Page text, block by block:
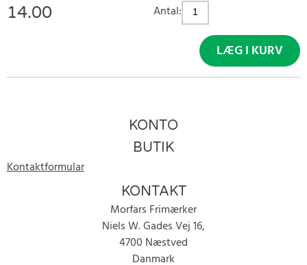
14.00 Antal:
LÆG I KURV
KONTO
BUTIK
Kontaktformular
KONTAKT
Morfars Frimærker
Niels W. Gades Vej 16,
4700 Næstved
Danmark